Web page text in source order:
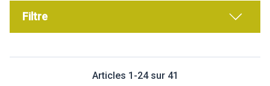
Filtre
Articles 1 -24sur 41